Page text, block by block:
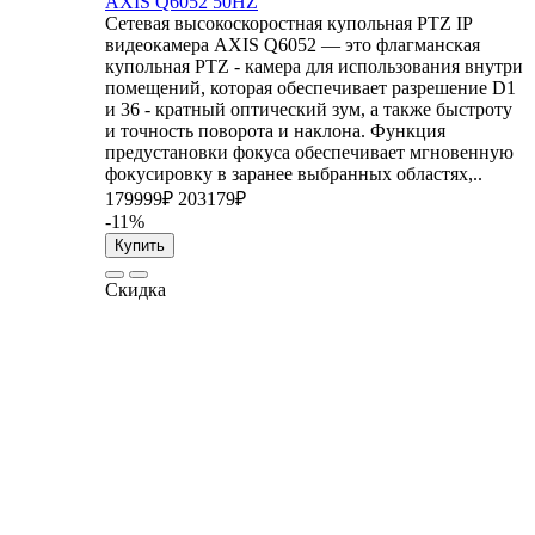
Сетевая высокоскоростная купольная PTZ IP
видеокамера AXIS Q6052 — это флагманская
купольная PTZ - камера для использования внутри
помещений, которая обеспечивает разрешение D1
и 36 - кратный оптический зум, а также быстроту
и точность поворота и наклона. Функция
предустановки фокуса обеспечивает мгновенную
фокусировку в заранее выбранных областях,..
179999₽ 203179₽
-11%
Купить
Скидка